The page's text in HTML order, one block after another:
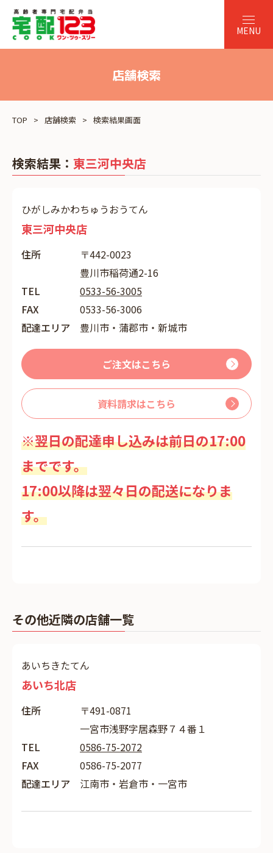
店舗検索
TOP 店舗検索 検索結果画面
検索結果： 東三河中央店
ひがしみかわちゅうおうてん
東三河中央店
住所
〒442-0023
豊川市稲荷通2-16
TEL
0533-56-3005
FAX
0533-56-3006
配達エリア
豊川市・蒲郡市・新城市
ご注文はこちら
資料請求はこちら
※翌日の配達申し込みは前日の17:00
までです。
17:00以降は翌々日の配送になりま
す。
その他近隣の店舗一覧
あいちきたてん
あいち北店
住所
〒491-0871
一宮市浅野字居森野７４番１
TEL
0586-75-2072
FAX
0586-75-2077
配達エリア
江南市・岩倉市・一宮市